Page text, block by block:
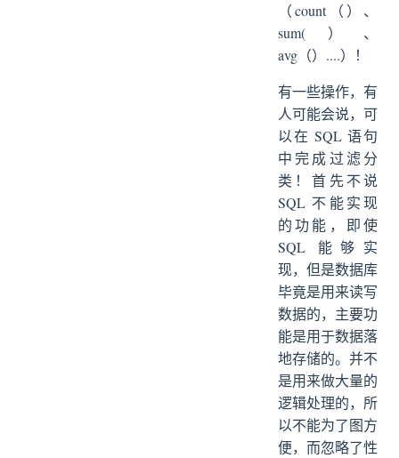
（count（）、
sum(）、
avg（）....）！
有一些操作，有
人可能会说，可
以在 SQL 语句
中完成过滤分
类！首先不说
SQL 不能实现
的功能，即使
SQL 能够实
现，但是数据库
毕竟是用来读写
数据的，主要功
能是用于数据落
地存储的。并不
是用来做大量的
逻辑处理的，所
以不能为了图方
便，而忽略了性